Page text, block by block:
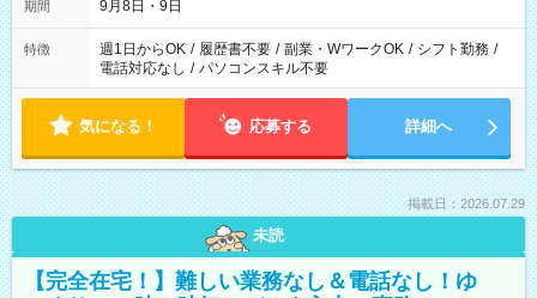
期間 9月8日・9日
特徴 週1日からOK / 履歴書不要 / 副業・WワークOK / シフト勤務 /
電話対応なし / パソコンスキル不要
気になる！ 応募する 詳細へ
掲載日：2026.07.29
未読
【完全在宅！】難しい業務なし＆電話なし！ゆ